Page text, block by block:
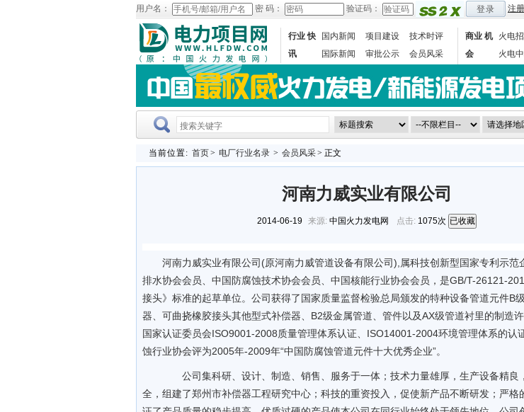
用户名： 密 码： 验证码： 登录 注
行业 快
讯
国内新闻 项目建设
技术时评
国际新闻
审批公示 会员风采
商业 机
会
火电
火电
当前位置: 首页> 电厂行业名录 > 会员风采> 正文
河南力威实业有限公司
2014-06-19 来源: 中国火力发电网 点击: 1075次 已收藏
河南力威实业有限公司(原河南力威管道设备有限公司),属科技创新型国家专利示范
排水协会会员、中国防腐蚀技术协会会员、中国核能行业协会会员，是GB/T-26121-
接头》标准的起草单位。公司获得了国家质量监督检验总局颁发的特种设备管道元件B
器、可曲挠橡胶接头其他型式补偿器、B2级金属管道、管件以及AX级管道衬里的制造
国家认证委员会ISO9001-2008质量管理体系认证、ISO14001-2004环境管理体系的认
蚀行业协会评为2005年-2009年“中国防腐蚀管道元件十大优秀企业”。
公司集科研、设计、制造、销售、服务于一体；技术力量雄厚，生产设备精良
全，组建了郑州市补偿器工程研究中心；科技的重资投入，促使新产品不断研发；严格